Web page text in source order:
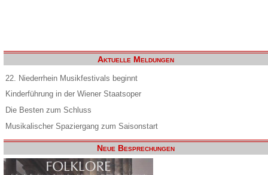
Aktuelle Meldungen
22. Niederrhein Musikfestivals beginnt
Kinderführung in der Wiener Staatsoper
Die Besten zum Schluss
Musikalischer Spaziergang zum Saisonstart
Neue Besprechungen